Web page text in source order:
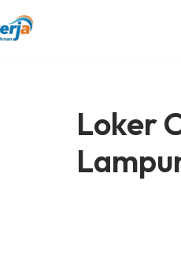
Loker